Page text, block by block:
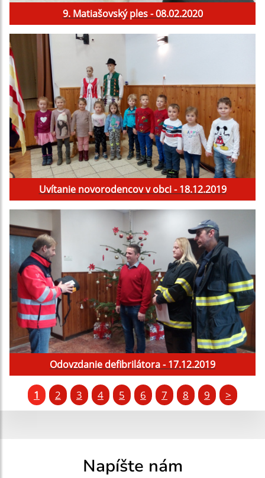
9. Matiašovský ples - 08.02.2020
Uvítanie novorodencov v obci - 18.12.2019
Odovzdanie defibrilátora - 17.12.2019
1 2 3 4 5 6 7 8 9 >
Napíšte nám